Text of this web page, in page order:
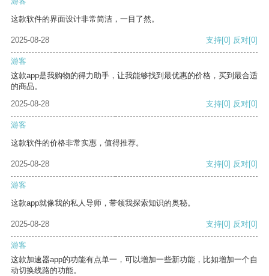
这款软件的界面设计非常简洁，一目了然。
2025-08-28 支持[0] 反对[0]
游客
这款app是我购物的得力助手，让我能够找到最优惠的价格，买到最合适
的商品。
2025-08-28
支持[0] 反对[0]
游客
这款软件的价格非常实惠，值得推荐。
2025-08-28 支持[0] 反对[0]
游客
这款app就像我的私人导师，带领我探索知识的奥秘。
2025-08-28 支持[0] 反对[0]
游客
这款加速器app的功能有点单一，可以增加一些新功能，比如增加一个自
动切换线路的功能。